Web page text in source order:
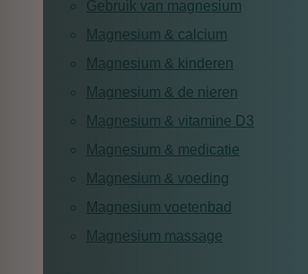
Gebruik van magnesium
Magnesium & calcium
Magnesium & kinderen
Magnesium & de nieren
Magnesium & vitamine D3
Magnesium & medicatie
Magnesium & voeding
Magnesium voetenbad
Magnesium massage